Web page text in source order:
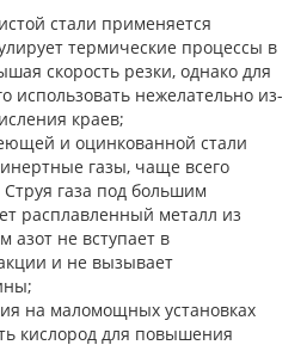
стали применяется
термические процессы в
скорость резки, однако для
использовать нежелательно из-
краев;
и оцинкованной стали
газы, чаще всего
Струя газа под большим
расплавленный металл из
азот не вступает в
и не вызывает
на маломощных установках
кислород для повышения